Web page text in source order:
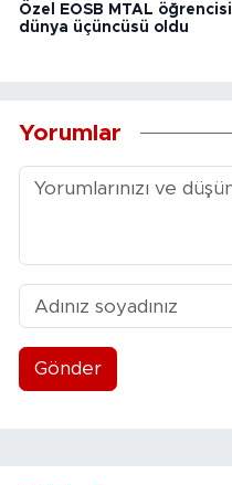
Özel EOSB MTAL öğrencisi
dünya üçüncüsü oldu
Yorumlar
Gönder